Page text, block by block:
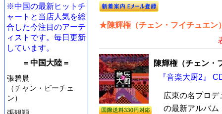
※中国の最新ヒットチ
ャートと当店人気を総
合した今注目のアーテ
ィストです。毎日更新
しています。
= 中国大陸 =
張碧晨
（チャン・ビーチェ
ン）
★陳輝権（チェン・フイチュエン
陳輝権（チェン・
『音楽大厨2』
広東の名プロ
の最新アルバム